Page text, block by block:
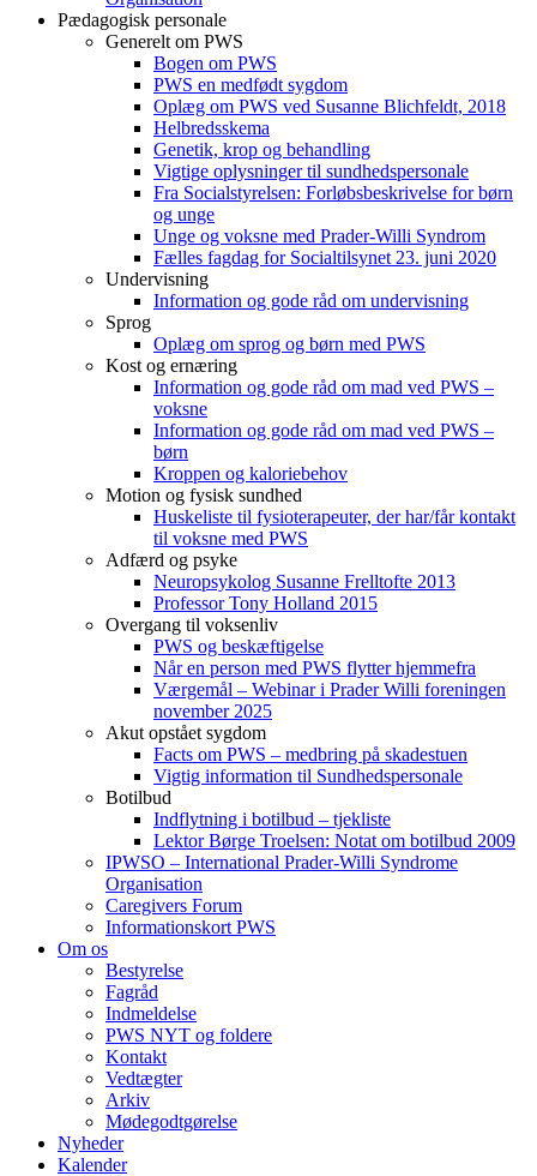
Pædagogisk personale
Generelt om PWS
Bogen om PWS
PWS en medfødt sygdom
Oplæg om PWS ved Susanne Blichfeldt, 2018
Helbredsskema
Genetik, krop og behandling
Vigtige oplysninger til sundhedspersonale
Fra Socialstyrelsen: Forløbsbeskrivelse for børn
og unge
Unge og voksne med Prader-Willi Syndrom
Fælles fagdag for Socialtilsynet 23. juni 2020
Undervisning
Information og gode råd om undervisning
Sprog
Oplæg om sprog og børn med PWS
Kost og ernæring
Information og gode råd om mad ved PWS –
voksne
Information og gode råd om mad ved PWS –
børn
Kroppen og kaloriebehov
Motion og fysisk sundhed
Huskeliste til fysioterapeuter, der har/får kontakt
til voksne med PWS
Adfærd og psyke
Neuropsykolog Susanne Frelltofte 2013
Professor Tony Holland 2015
Overgang til voksenliv
PWS og beskæftigelse
Når en person med PWS flytter hjemmefra
Værgemål – Webinar i Prader Willi foreningen
november 2025
Akut opstået sygdom
Facts om PWS – medbring på skadestuen
Vigtig information til Sundhedspersonale
Botilbud
Indflytning i botilbud – tjekliste
Lektor Børge Troelsen: Notat om botilbud 2009
IPWSO – International Prader-Willi Syndrome
Organisation
Caregivers Forum
Informationskort PWS
Om os
Bestyrelse
Fagråd
Indmeldelse
PWS NYT og foldere
Kontakt
Vedtægter
Arkiv
Mødegodtgørelse
Nyheder
Kalender